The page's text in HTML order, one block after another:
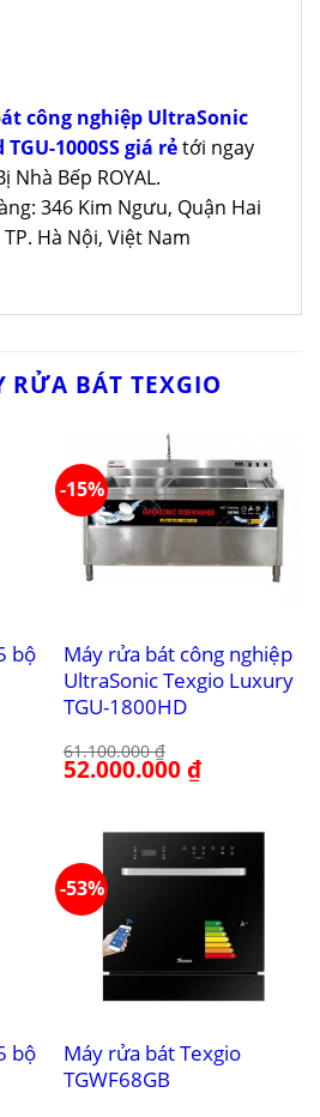
công nghiệp UltraSonic
1000SS giá rẻtới ngay
Nhà Bếp ROYAL.
346 Kim Ngưu, Quận Hai
Hà Nội, Việt Nam
RỬA BÁT TEXGIO
bộ
-15%
Máy rửa bát công nghiệp
UltraSonic Texgio Luxury
TGU-1800HD
61.100.000₫
Giá
gốc
52.000.000₫Giá
hiện
52.000.000 ₫.
bộ
-53%
Máy rửa bát Texgio
TGWF68GB